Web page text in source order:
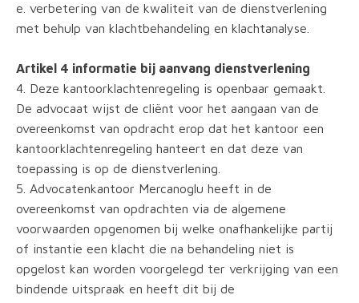
e. verbetering van de kwaliteit van de dienstverlening
met behulp van klachtbehandeling en klachtanalyse.
Artikel 4 informatie bij aanvang dienstverlening
4. Deze kantoorklachtenregeling is openbaar gemaakt.
De advocaat wijst de cliënt voor het aangaan van de
overeenkomst van opdracht erop dat het kantoor een
kantoorklachtenregeling hanteert en dat deze van
toepassing is op de dienstverlening.
5. Advocatenkantoor Mercanoglu heeft in de
overeenkomst van opdrachten via de algemene
voorwaarden opgenomen bij welke onafhankelijke partij
of instantie een klacht die na behandeling niet is
opgelost kan worden voorgelegd ter verkrijging van een
bindende uitspraak en heeft dit bij de